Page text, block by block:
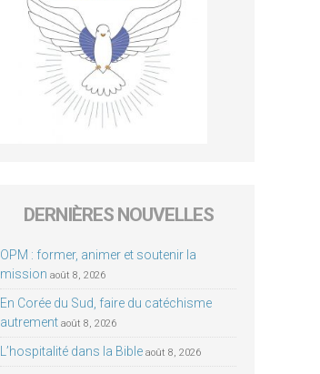
DERNIÈRES NOUVELLES
OPM : former, animer et soutenir la
mission août 8, 2026
En Corée du Sud, faire du catéchisme
autrement août 8, 2026
L’hospitalité dans la Bible août 8, 2026